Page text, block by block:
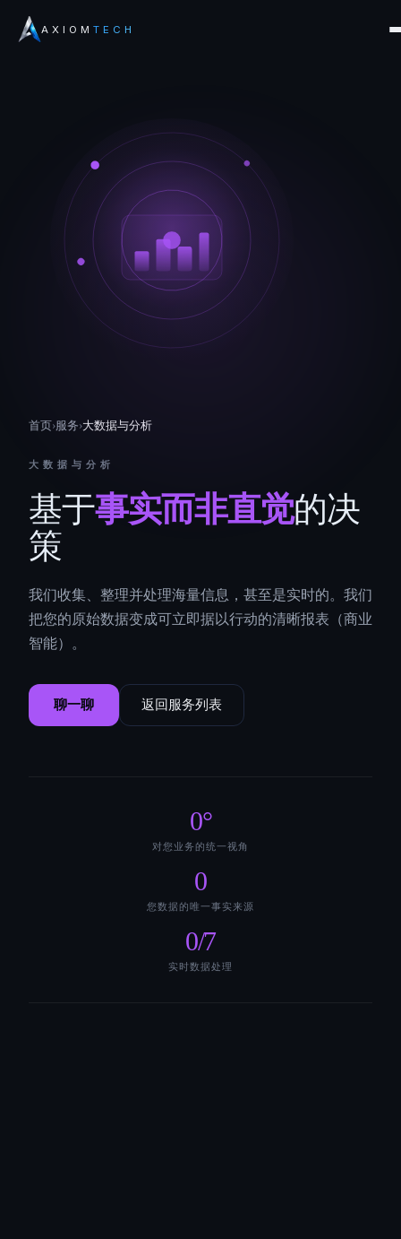
AXIOM TECH
首页›服务›大数据与分析
大数据与分析
基于事实而非直觉的决
策
我们收集、整理并处理海量信息，甚至是实时的。我们
把您的原始数据变成可立即据以行动的清晰报表（商业
智能）。
聊一聊 返回服务列表
0°
对您业务的统一视角
0
您数据的唯一事实来源
0/7
实时数据处理